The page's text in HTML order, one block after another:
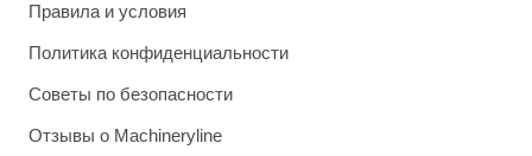
Правила и условия
Политика конфиденциальности
Советы по безопасности
Отзывы о Machineryline